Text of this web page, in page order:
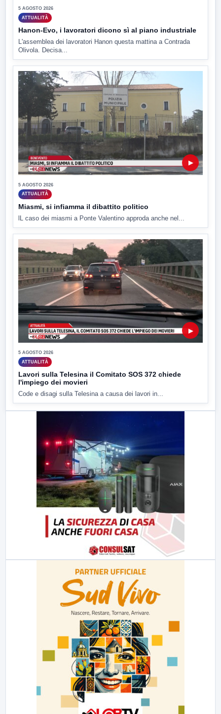
5 AGOSTO 2026
ATTUALITÀ
Hanon-Evo, i lavoratori dicono sì al piano industriale
L'assemblea dei lavoratori Hanon questa mattina a Contrada
Olivola. Decisa...
▶
5 AGOSTO 2026
ATTUALITÀ
Miasmi, si infiamma il dibattito politico
lL caso dei miasmi a Ponte Valentino approda anche nel...
▶
5 AGOSTO 2026
ATTUALITÀ
Lavori sulla Telesina il Comitato SOS 372 chiede
l'impiego dei movieri
Code e disagi sulla Telesina a causa dei lavori in...